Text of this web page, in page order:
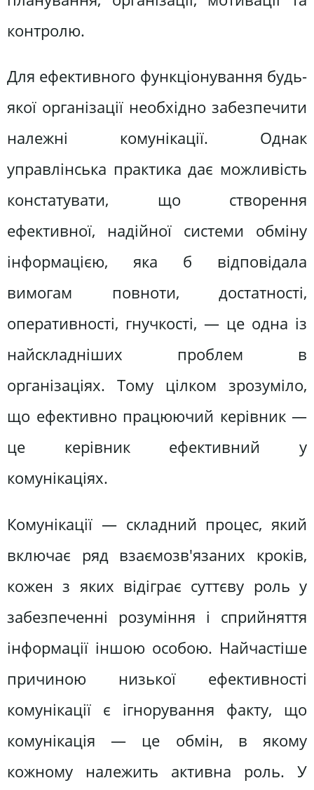
контролю.
Для ефективного функціонування будь-
якої організації необхідно забезпечити
належні комунікації. Однак
управлінська практика дає можливість
констатувати, що створення
ефективної, надійної системи обміну
інформацією, яка б відповідала
вимогам повноти, достатності,
оперативності, гнучкості, — це одна із
найскладніших проблем в
організаціях. Тому цілком зрозуміло,
що ефективно працюючий керівник —
це керівник ефективний у
комунікаціях.
Комунікації — складний процес, який
включає ряд взаємозв'язаних кроків,
кожен з яких відіграє суттєву роль у
забезпеченні розуміння і сприйняття
інформації іншою особою. Найчастіше
причиною низької ефективності
комунікації є ігнорування факту, що
комунікація — це обмін, в якому
кожному належить активна роль. У